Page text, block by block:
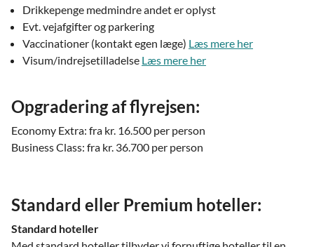
Drikkepenge medmindre andet er oplyst
Evt. vejafgifter og parkering
Vaccinationer (kontakt egen læge) Læs mere her
Visum/indrejsetilladelse Læs mere her
Opgradering af flyrejsen:
Economy Extra: fra kr. 16.500 per person
Business Class: fra kr. 36.700 per person
Standard eller Premium hoteller:
Standard hoteller